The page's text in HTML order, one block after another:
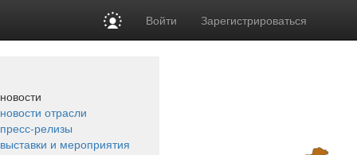
Войти Зарегистрироваться
новости
новости отрасли
пресс-релизы
выставки и мероприятия